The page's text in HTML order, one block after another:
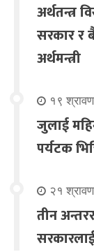
अर्थतन्त्र
सरकार र
अर्थमन्त्री
१९
जुलाई
पर्यटक
२१
तीन